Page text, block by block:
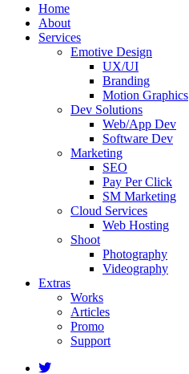
Close
Menu
Home
About
Services
Emotive Design
UX/UI
Branding
Motion Graphics
Dev Solutions
Web/App Dev
Software Dev
Marketing
SEO
Pay Per Click
SM Marketing
Cloud Services
Web Hosting
Shoot
Photography
Videography
Extras
Works
Articles
Promo
Support